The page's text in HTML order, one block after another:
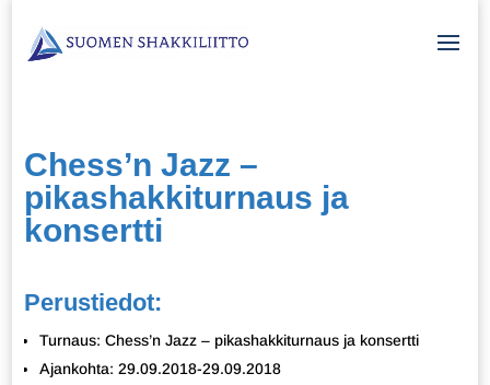
Chess’n Jazz –
pikashakkiturnaus ja
konsertti
Perustiedot:
Turnaus: Chess’n Jazz – pikashakkiturnaus ja konsertti
Ajankohta: 29.09.2018-29.09.2018